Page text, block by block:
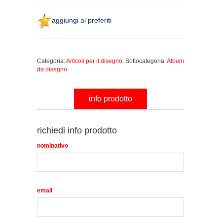
aggiungi ai preferiti
Categoria:Articoli per il disegno . Sottocategoria:Album
da disegno
info prodotto
richiedi info prodotto
nominativo
email